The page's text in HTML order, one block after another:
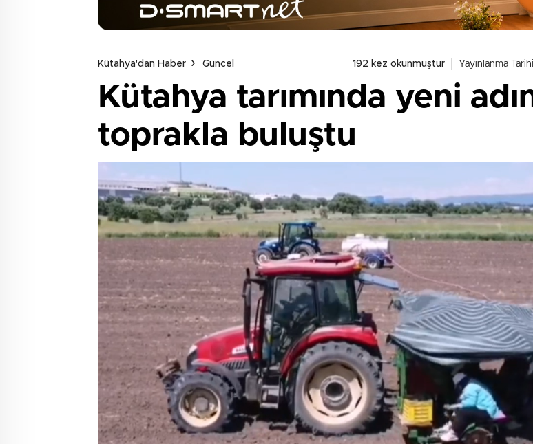
Kütahya'dan Haber Güncel 192 kez okunmuştur Yayınlanma
Kütahya tarımında yeni
toprakla buluştu